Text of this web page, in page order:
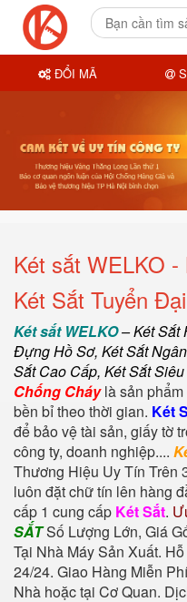
Két sắt WELKO
Két Sắt Tuyển
Két sắt WELKO–Két Sắt
Đựng Hồ Sơ, Két Sắt
Sắt Cao Cấp, Két Sắt
Chống Cháylà sản phẩm
bền bỉ theo thời gian. Két
để bảo vệ tài sản, giấy tờ
công ty, doanh nghiệp....
Thương Hiệu Uy Tín Trên
luôn đặt chữ tín lên hàng
cấp 1 cung cấp Két Sắt.
SẮTSố Lượng Lớn, Giá
Tại Nhà Máy Sản Xuất.
24/24. Giao Hàng Miễn
Nhà hoặc tại Cơ Quan.
ĐỔI MÃ